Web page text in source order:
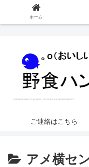
ご連絡はこちら
アメ横セ
ホーム